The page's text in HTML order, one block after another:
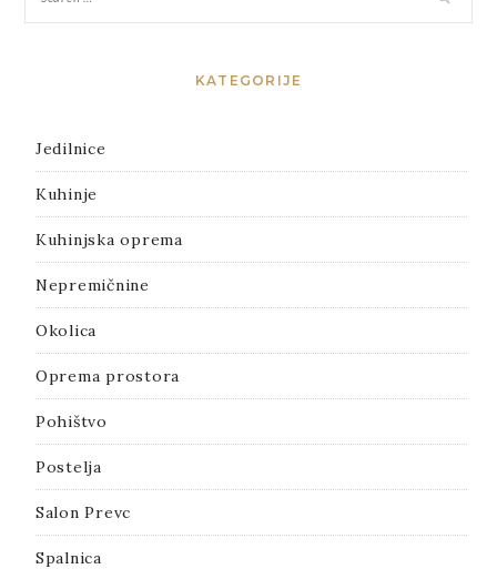
KATEGORIJE
Jedilnice
Kuhinje
Kuhinjska oprema
Nepremičnine
Okolica
Oprema prostora
Pohištvo
Postelja
Salon Prevc
Spalnica